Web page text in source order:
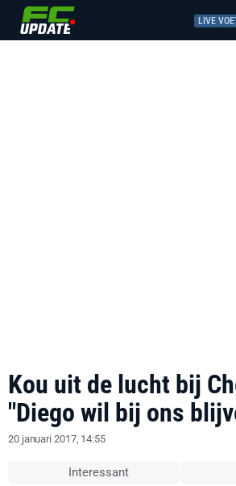
LIVE
Kou uit de lucht bij
"Diego wil bij ons
20 januari 2017, 14:55
Interessant